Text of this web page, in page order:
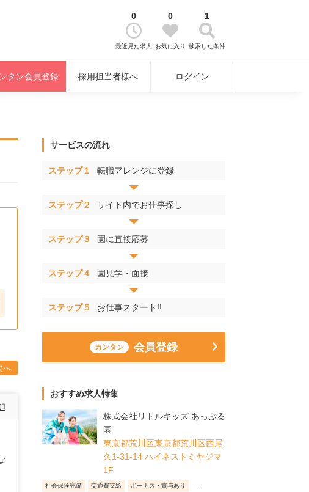
0
最近見た求人
0
お気に入り
1
検索した条件
タン会員登録 採用担当者様へ ログイン
へ
サービスの流れ
ステップ１ 転職アレンジに登録
ステップ２ サイト内でお仕事探し
ステップ３ 園に直接応募
ステップ４ 園見学・面接
ステップ５ お仕事スタート!!
カンタン 会員登録
おすすめ求人特集
株式会社リトルキッズ あっぷる
園
東京都荒川区東京都荒川区西尾
久1-31-14 ハイネストミヤジマ
1F
社会保険完備 交通費支給 ボーナス・賞与あり